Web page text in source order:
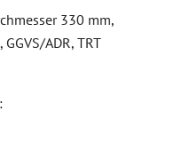
330 mm,
ADR, TRT